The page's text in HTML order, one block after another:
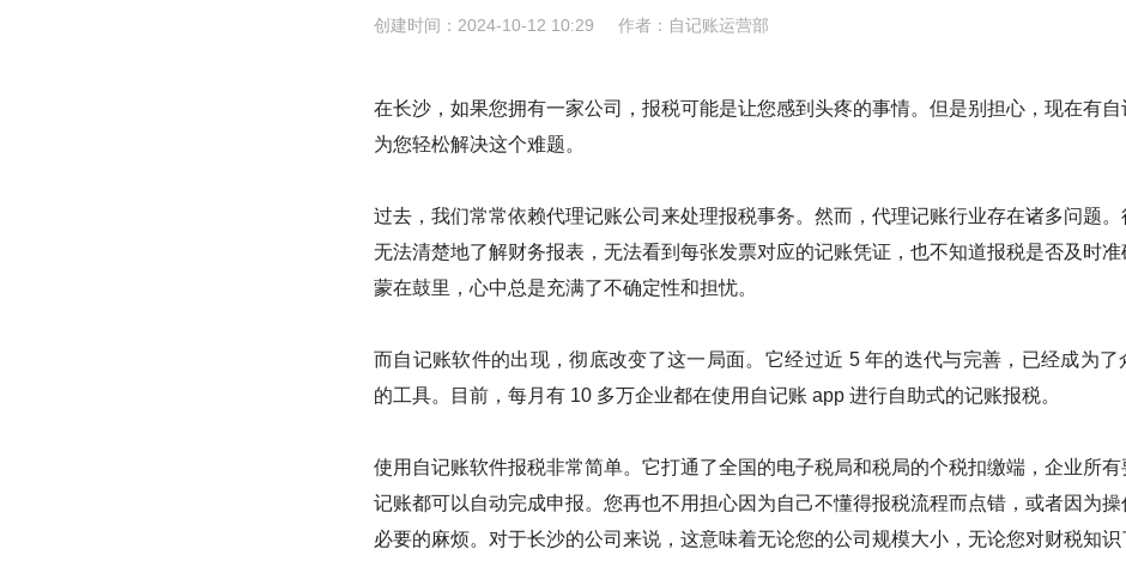
创建时间：2024-10-12 10:29 作者：自记账运营部
在长沙，如果您拥有一家公司，报税可能是让您感到头疼的事情。但是别担心，现在有
为您轻松解决这个难题。
过去，我们常常依赖代理记账公司来处理报税事务。然而，代理记账行业存在诸多问题。
无法清楚地了解财务报表，无法看到每张发票对应的记账凭证，也不知道报税是否及时准
蒙在鼓里，心中总是充满了不确定性和担忧。
而自记账软件的出现，彻底改变了这一局面。它经过近 5 年的迭代与完善，已经成为了
的工具。目前，每月有 10 多万企业都在使用自记账 app 进行自助式的记账报税。
使用自记账软件报税非常简单。它打通了全国的电子税局和税局的个税扣缴端，企业所有
记账都可以自动完成申报。您再也不用担心因为自己不懂得报税流程而点错，或者因为操
必要的麻烦。对于长沙的公司来说，这意味着无论您的公司规模大小，无论您对财税知